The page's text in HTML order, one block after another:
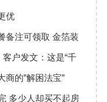
优
备注可领取 金箔装
户发文：这是“千
商的”解困法宝”
多少人却买不起房